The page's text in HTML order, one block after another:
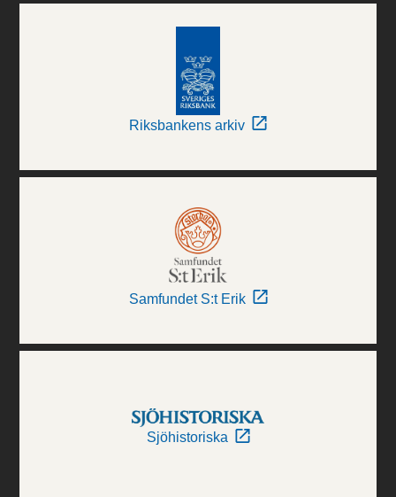
Riksbankens arkiv
Samfundet S:t Erik
Sjöhistoriska